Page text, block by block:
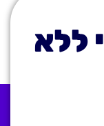
ללא